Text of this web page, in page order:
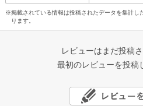
※掲載されている情報は投稿されたデータを集計し
ります。
レビューはまだ投稿
最初のレビューを投稿